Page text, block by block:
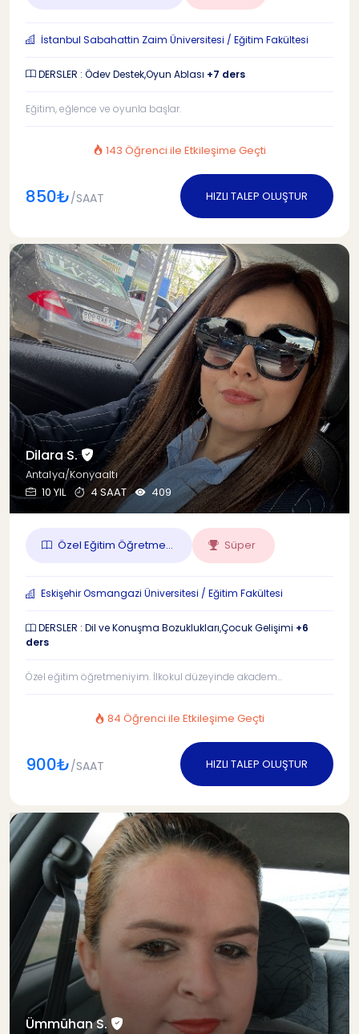
İstanbul Sabahattin Zaim Üniversitesi / Eğitim Fakültesi
DERSLER : Ödev Destek,Oyun Ablası +7 ders
Eğitim, eğlence ve oyunla başlar.
143 Öğrenci ile Etkileşime Geçti
850₺/SAAT HIZLI TALEP OLUŞTUR
Dilara S.
Antalya/Konyaaltı
10 YIL
4 SAAT 409
Özel Eğitim Öğretme... Süper
Eskişehir Osmangazi Üniversitesi / Eğitim Fakültesi
DERSLER : Dil ve Konuşma Bozuklukları,Çocuk Gelişimi +6
ders
Özel eğitim öğretmeniyim. İlkokul düzeyinde akadem...
84 Öğrenci ile Etkileşime Geçti
900₺/SAAT HIZLI TALEP OLUŞTUR
Ümmühan S.